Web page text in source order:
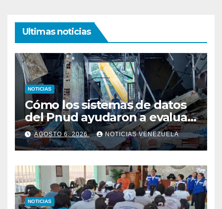
Ultimas noticias
NOTICIAS
Cómo los sistemas de datos
del Pnud ayudaron a evaluar
el sismo y tomar decisiones
AGOSTO 6, 2026 NOTICIAS VENEZUELA
NOTICIAS